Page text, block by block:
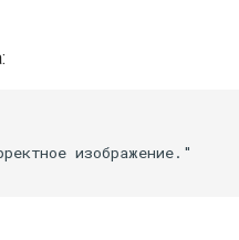
изображение."